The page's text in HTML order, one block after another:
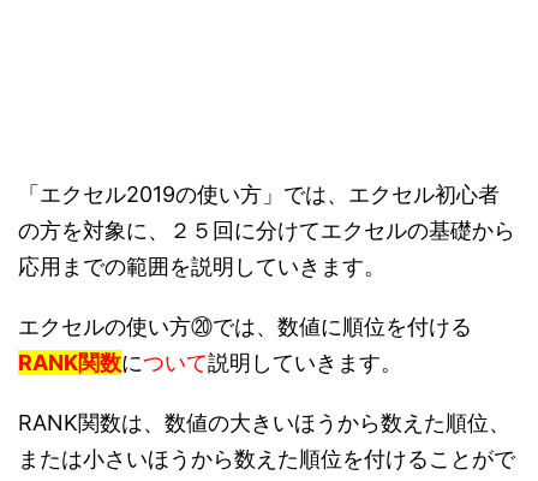
「エクセル2019の使い方」では、エクセル初心者
の方を対象に、２５回に分けてエクセルの基礎から
応用までの範囲を説明していきます。
エクセルの使い方⑳では、数値に順位を付ける
RANK関数について説明していきます。
RANK関数は、数値の大きいほうから数えた順位、
または小さいほうから数えた順位を付けることがで